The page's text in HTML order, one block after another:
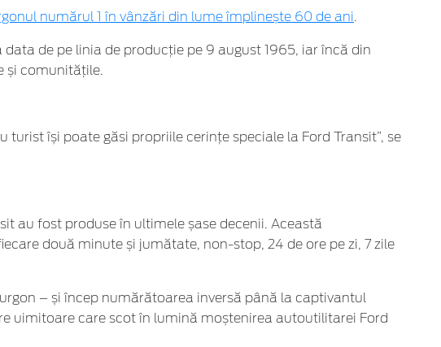
numărul 1 în vânzări din lume împlinește 60 de ani.
de pe linia de producție pe 9 august 1965, iar încă din
și comunitățile.
își poate găsi propriile cerințe speciale la Ford Transit”, se
au fost produse în ultimele șase decenii. Această
două minute și jumătate, non-stop, 24 de ore pe zi, 7 zile
– și încep numărătoarea inversă până la captivantul
uimitoare care scot în lumină moștenirea autoutilitarei Ford